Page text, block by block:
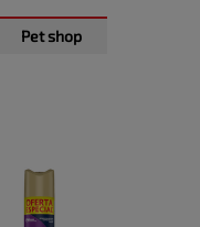
Pet shop